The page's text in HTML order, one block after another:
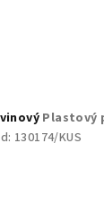
Plastový
130174/KUS